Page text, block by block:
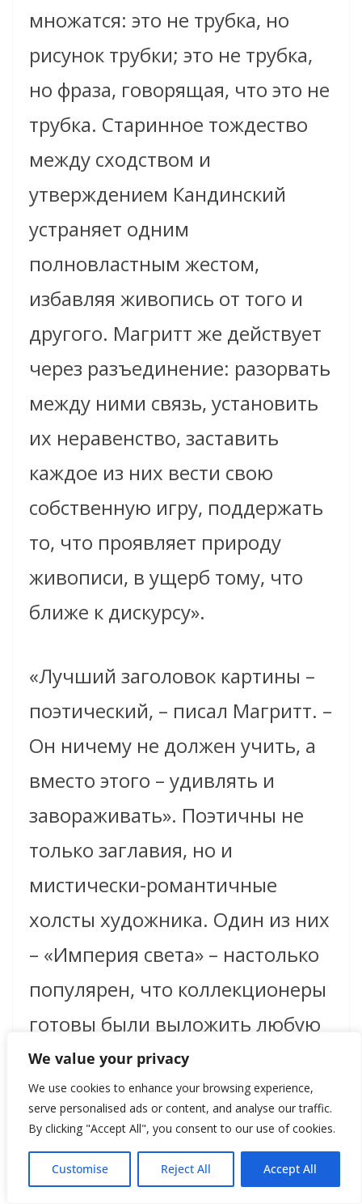
We value your privacy
We use cookies to enhance your browsing experience,
serve personalised ads or content, and analyse our traffic.
By clicking "Accept All", you consent to our use of cookies.
Customise Reject All Accept All
множатся: это не трубка, но
рисунок трубки; это не трубка,
но фраза, говорящая, что это не
трубка. Старинное тождество
между сходством и
утверждением Кандинский
устраняет одним
полновластным жестом,
избавляя живопись от того и
другого. Магритт же действует
через разъединение: разорвать
между ними связь, установить
их неравенство, заставить
каждое из них вести свою
собственную игру, поддержать
то, что проявляет природу
живописи, в ущерб тому, что
ближе к дискурсу».
«Лучший заголовок картины –
поэтический, – писал Магритт. –
Он ничему не должен учить, а
вместо этого – удивлять и
завораживать». Поэтичны не
только заглавия, но и
мистически-романтичные
холсты художника. Один из них
– «Империя света» – настолько
популярен, что коллекционеры
готовы были выложить любую
сумму, лишь бы заполучить в
свое собрание реплику этой
картины. Магритту пришлось
выполнить шестнадцать